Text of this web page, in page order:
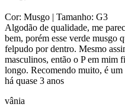
Cor: Musgo | Tamanho: G3
Algodão de qualidade, me
bem, porém esse verde musgo
felpudo por dentro. Mesmo
masculinos, então o P em mim
longo. Recomendo muito, é
há quase 3 anos
vânia